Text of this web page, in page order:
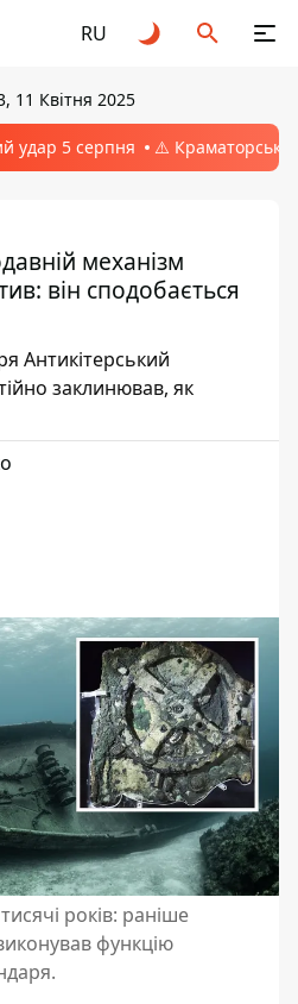
RU
11 Квітня 2025
удар 5 серпня ⚠️ Краматорськ,
механізм
він сподобається
Антикітерський
заклинював, як
років: раніше
функцію